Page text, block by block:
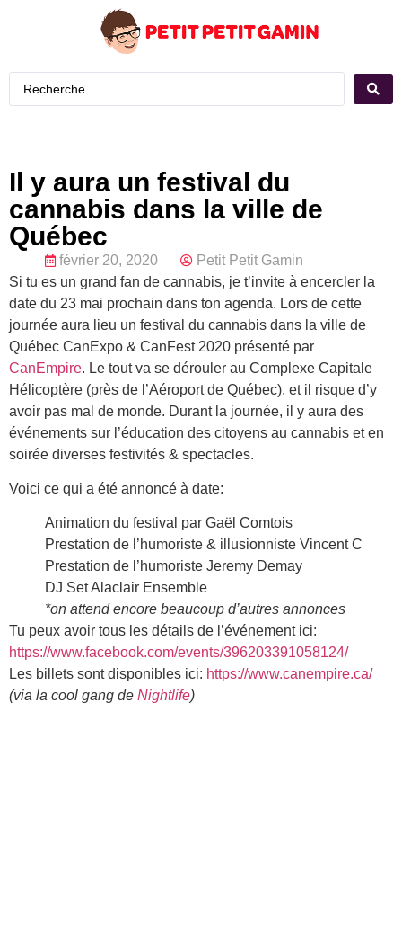
Il y aura un festival du
cannabis dans la ville de
Québec
février 20, 2020
Petit Petit Gamin
Si tu es un grand fan de cannabis, je t’invite à encercler la
date du 23 mai prochain dans ton agenda. Lors de cette
journée aura lieu un festival du cannabis dans la ville de
Québec CanExpo & CanFest 2020 présenté par
CanEmpire. Le tout va se dérouler au Complexe Capitale
Hélicoptère (près de l’Aéroport de Québec), et il risque d’y
avoir pas mal de monde. Durant la journée, il y aura des
événements sur l’éducation des citoyens au cannabis et en
soirée diverses festivités & spectacles.
Voici ce qui a été annoncé à date:
Animation du festival par Gaël Comtois
Prestation de l’humoriste & illusionniste Vincent C
Prestation de l’humoriste Jeremy Demay
DJ Set Alaclair Ensemble
*on attend encore beaucoup d’autres annonces
Tu peux avoir tous les détails de l’événement ici:
https://www.facebook.com/events/396203391058124/
Les billets sont disponibles ici: https://www.canempire.ca/
(via la cool gang de Nightlife)